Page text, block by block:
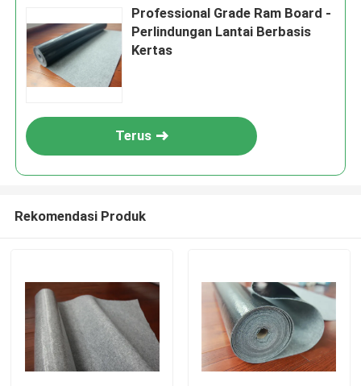
Professional Grade Ram Board -
Perlindungan Lantai Berbasis
Kertas
Terus
Rekomendasi Produk